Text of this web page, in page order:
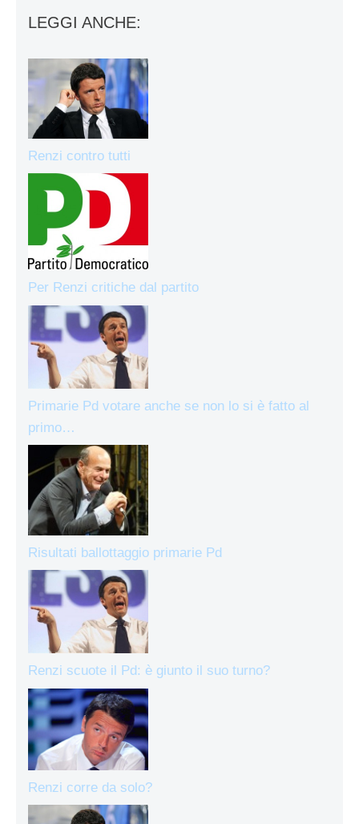
LEGGI ANCHE:
Renzi contro tutti
Per Renzi critiche dal partito
Primarie Pd votare anche se non lo si è fatto al
primo…
Risultati ballottaggio primarie Pd
Renzi scuote il Pd: è giunto il suo turno?
Renzi corre da solo?